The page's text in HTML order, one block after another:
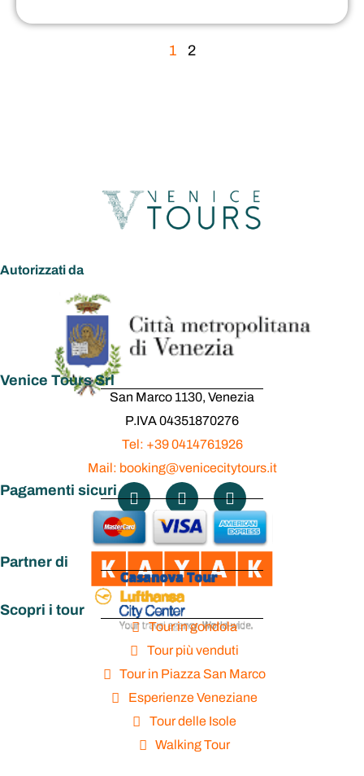
1 2
Autorizzati da
Venice Tours Srl
San Marco 1130, Venezia
P.IVA 04351870276
Tel: +39 0414761926
Mail: booking@venicecitytours.it
Pagamenti sicuri
Partner di
Scopri i tour
Tour in gondola
Tour più venduti
Tour in Piazza San Marco
Esperienze Veneziane
Tour delle Isole
Walking Tour